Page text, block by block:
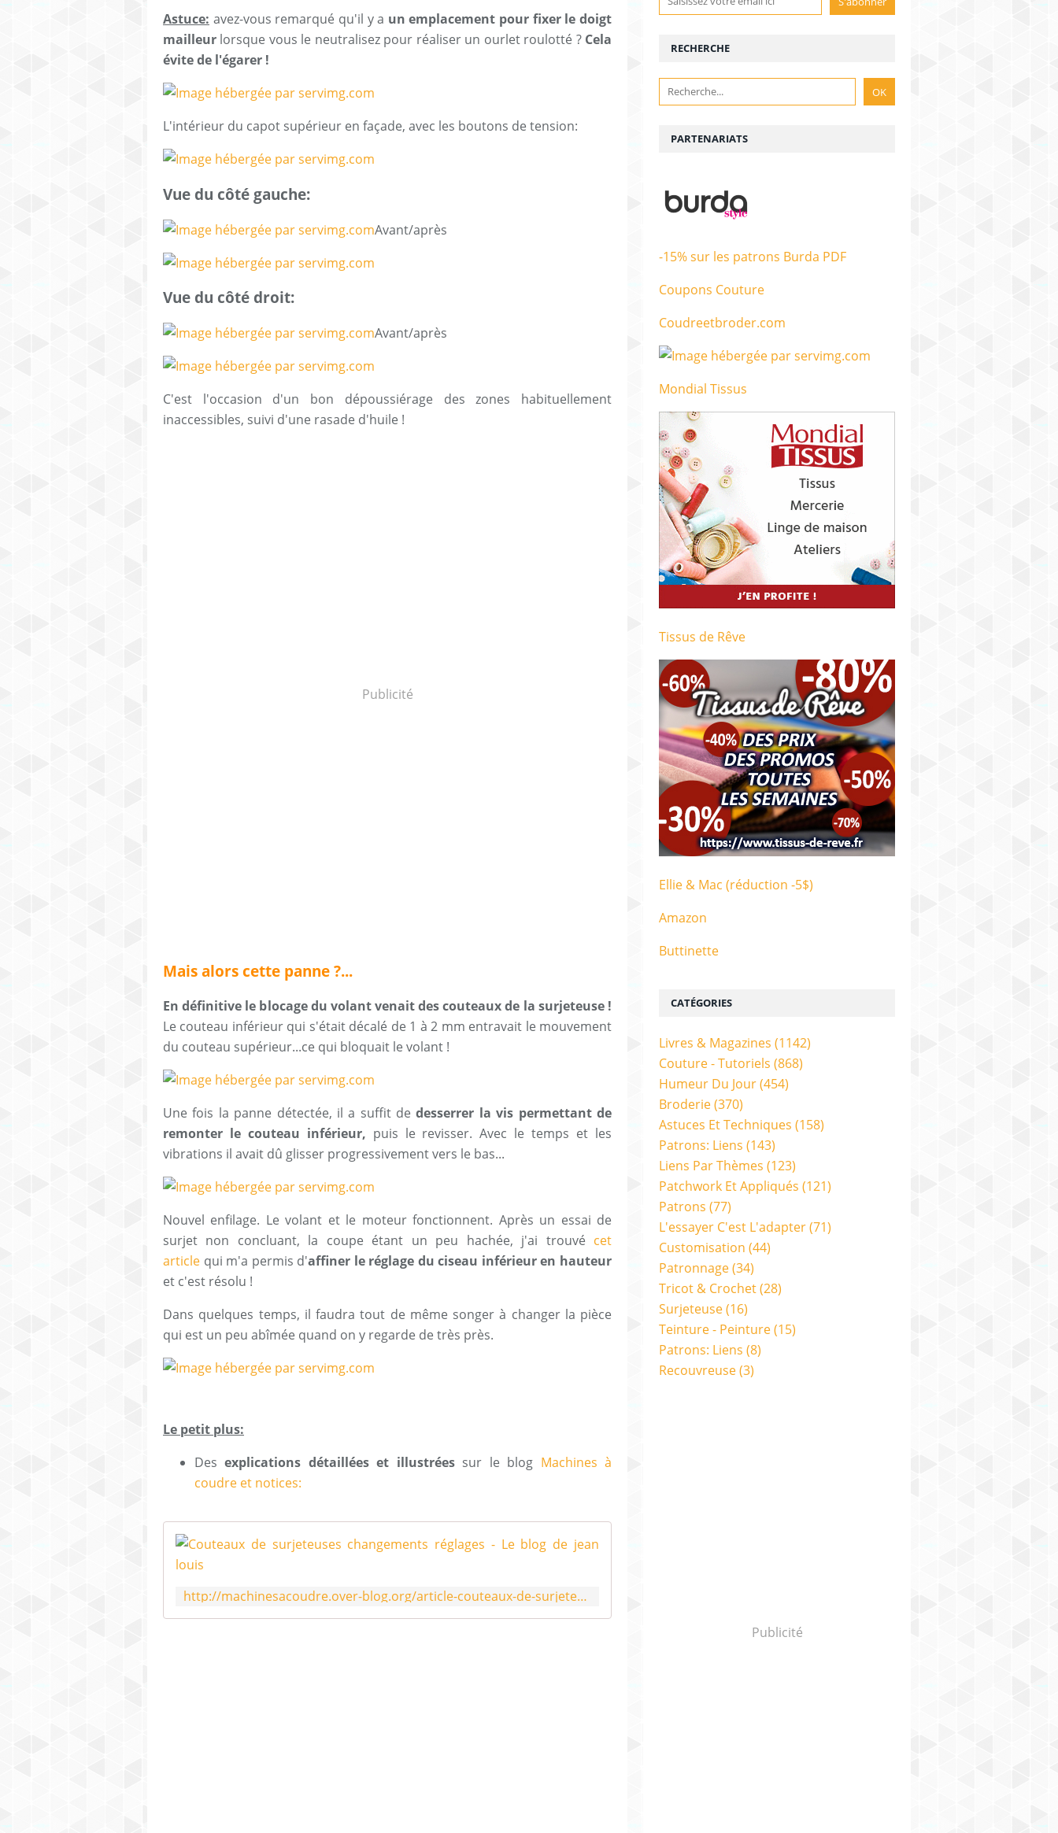
Astuce: avez-vous remarqué qu'il y a un emplacement pour fixer le doigt
mailleur lorsque vous le neutralisez pour réaliser un ourlet roulotté ? Cela
évite de l'égarer !
L'intérieur du capot supérieur en façade, avec les boutons de tension:
Vue du côté gauche:
Avant/après
Vue du côté droit:
Avant/après
C'est l'occasion d'un bon dépoussiérage des zones habituellement
inaccessibles, suivi d'une rasade d'huile !
Publicité
Mais alors cette panne ?...
En définitive le blocage du volant venait des couteaux de la surjeteuse !
Le couteau inférieur qui s'était décalé de 1 à 2 mm entravait le mouvement
du couteau supérieur...ce qui bloquait le volant !
Une fois la panne détectée, il a suffit dedesserrer la vis permettant de
remonter le couteau inférieur, puis le revisser. Avec le temps et les
vibrations il avait dû glisser progressivement vers le bas...
Nouvel enfilage. Le volant et le moteur fonctionnent. Après un essai de
surjet non concluant, la coupe étant un peu hachée, j'ai trouvé cet
article qui m'a permis d'affiner le réglage du ciseau inférieur en hauteur
et c'est résolu !
Dans quelques temps, il faudra tout de même songer à changer la pièce
qui est un peu abîmée quand on y regarde de très près.
Le petit plus:
Desexplications détaillées et illustréessur le blog Machines à
coudre et notices:
http://machinesacoudre.over-blog.org/article-couteaux-de-surjeteuses-changements-reglages-90594563.html
RECHERCHE
Publicité
CATÉGORIES
Livres & Magazines (1142)
Couture - Tutoriels (868)
Humeur Du Jour(454)
Broderie(370)
Astuces Et Techniques (158)
Patrons: Liens (143)
Liens Par Thèmes (123)
Patchwork Et Appliqués (121)
Patrons (77)
L'essayer C'est L'adapter(71)
Customisation (44)
Patronnage(34)
Tricot & Crochet(28)
Surjeteuse(16)
Teinture - Peinture(15)
Patrons: Liens (8)
Recouvreuse(3)
PARTENARIATS
-15% sur les patrons Burda PDF
Coupons Couture
Coudreetbroder.com
Mondial Tissus
Tissus de Rêve
Ellie & Mac (réduction -5$)
Amazon
Buttinette